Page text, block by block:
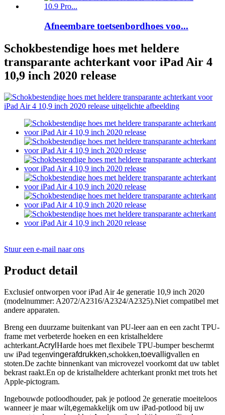
Afneembare toetsenbordhoes voo...
Schokbestendige hoes met heldere
transparante achterkant voor iPad Air 4
10,9 inch 2020 release
Stuur een e-mail naar ons
Product detail
Exclusief ontworpen voor iPad Air 4e generatie 10,9 inch 2020
(modelnummer: A2072/A2316/A2324/A2325).Niet compatibel met
andere apparaten.
Breng een duurzame buitenkant van PU-leer aan en een zacht TPU-
frame met verbeterde hoeken en een kristalheldere
achterkant.Acryl Harde hoes met flexibele TPU-bumper beschermt
uw iPad tegenvingerafdrukken,schokken,toevalligvallen en
stoten.De zachte binnenkant van microvezel voorkomt dat uw tablet
bekrast raakt.En op de kristalheldere achterkant pronkt met trots het
Apple-pictogram.
Ingebouwde potloodhouder, pak je potlood 2e generatie moeiteloos
wanneer je maar wilt,egemakkelijk om uw iPad-potlood bij uw